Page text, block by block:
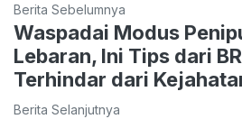
Berita Sebelumnya
Waspadai Modus
Lebaran, Ini Tips dari
Terhindar dari
Berita Selanjutnya